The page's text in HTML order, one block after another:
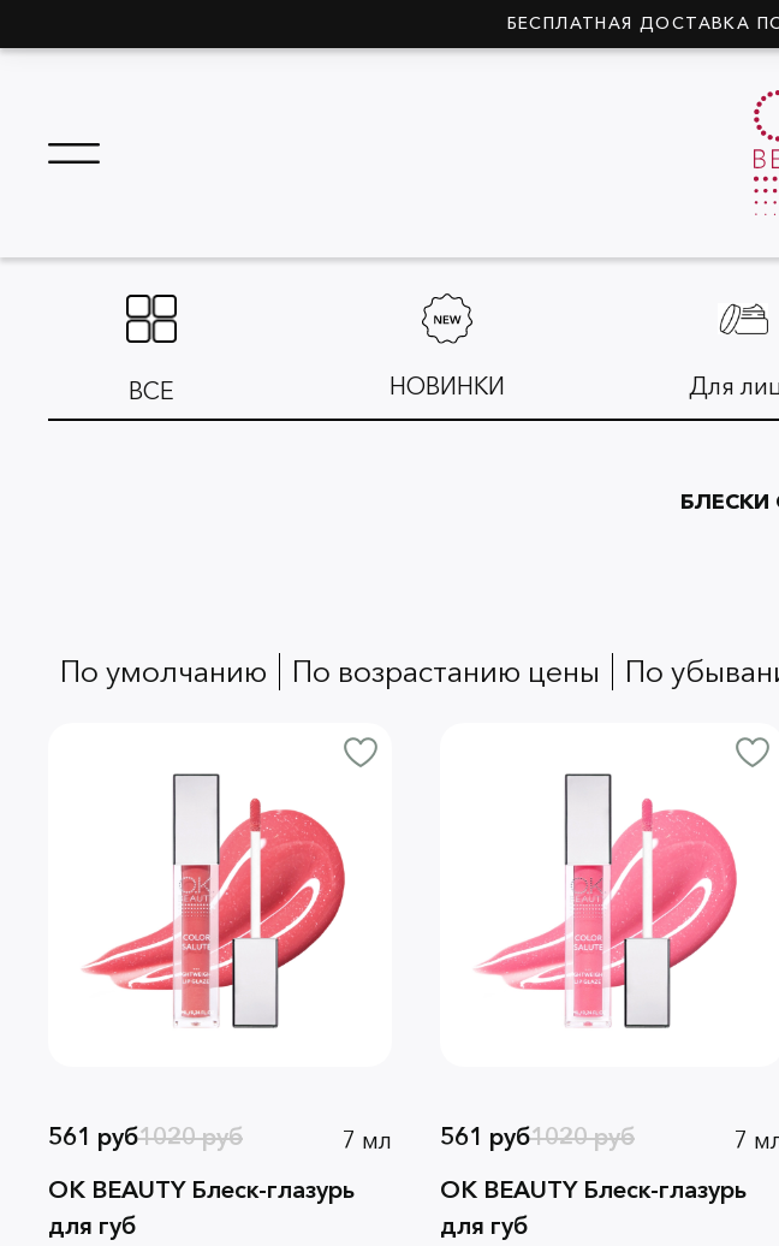
БЕСПЛАТНАЯ ДОСТАВКА
ВСЕ НОВИНКИ Для
БЛЕСКИ
по умолчанию по возрастанию цены по
1020 руб
561 руб
7 мл
OK BEAUTY Блеск-глазурь
для губ
1020 руб
561 руб
7
OK BEAUTY Блеск-глазурь
для губ